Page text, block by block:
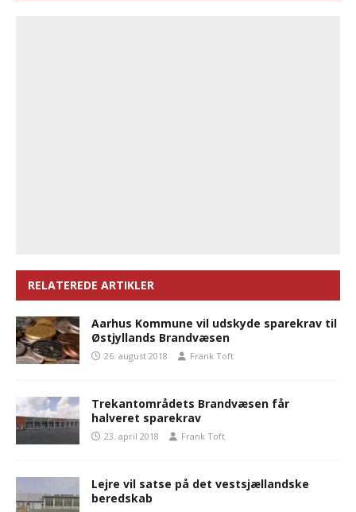
RELATEREDE ARTIKLER
Aarhus Kommune vil udskyde sparekrav til
Østjyllands Brandvæsen
26. august 2018 Frank Toft
Trekantområdets Brandvæsen får
halveret sparekrav
23. april 2018 Frank Toft
Lejre vil satse på det vestsjællandske
beredskab